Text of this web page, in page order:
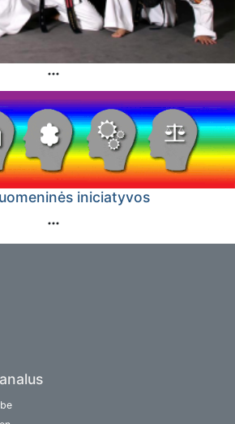
iniciatyvos